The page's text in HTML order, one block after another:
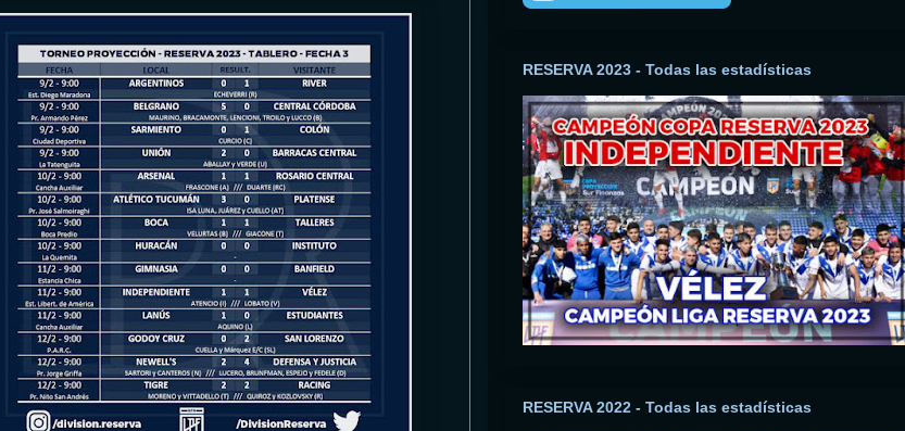
RESERVA 2023 - Todas las estadísticas
RESERVA 2022 - Todas las estadísticas